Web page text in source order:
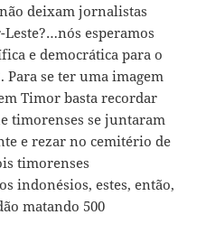
deixam jornalistas
esperamos
e democrática para o
Para se ter uma imagem
Timor basta recordar
timorenses se juntaram
e rezar no cemitério de
timorenses
indonésios, estes, então,
matando 500